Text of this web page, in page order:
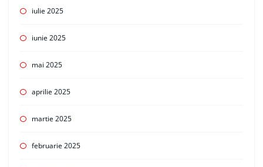
iulie 2025
iunie 2025
mai 2025
aprilie 2025
martie 2025
februarie 2025